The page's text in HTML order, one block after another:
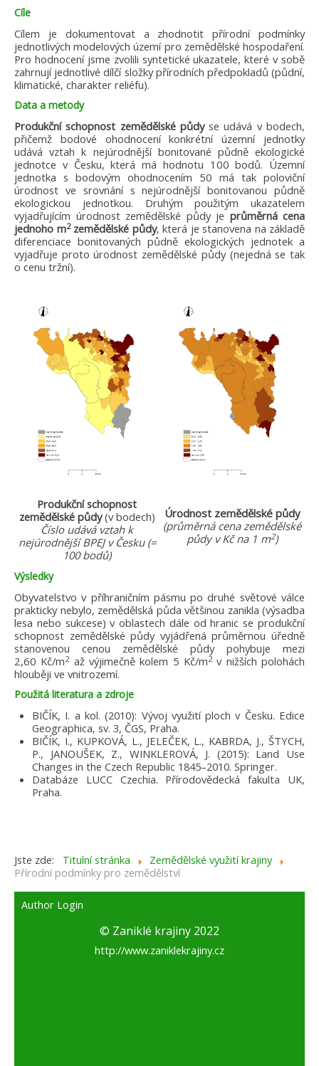
Cíle
Cílem je dokumentovat a zhodnotit přírodní podmínky
jednotlivých modelových území pro zemědělské hospodaření.
Pro hodnocení jsme zvolili syntetické ukazatele, které v sobě
zahrnují jednotlivé dílčí složky přírodních předpokladů (půdní,
klimatické, charakter reliéfu).
Data a metody
Produkční schopnost zemědělské půdyse udává v bodech,
přičemž bodové ohodnocení konkrétní územní jednotky
udává vztah k nejúrodnější bonitované půdně ekologické
jednotce v Česku, která má hodnotu 100 bodů. Územní
jednotka s bodovým ohodnocením 50 má tak poloviční
úrodnost ve srovnání s nejúrodnější bonitovanou půdně
ekologickou jednotkou. Druhým použitým ukazatelem
vyjadřujícím úrodnost zemědělské půdy je průměrná cena
jednoho m2zemědělské půdy, která je stanovena na základě
diferenciace bonitovaných půdně ekologických jednotek a
vyjadřuje proto úrodnost zemědělské půdy (nejedná se tak
o cenu tržní).
Produkční schopnost
zemědělské půdy(v bodech)
Číslo udává vztah k
nejúrodnější BPEJ v Česku (=
100 bodů)
Úrodnost zemědělské půdy
(průměrná cena zemědělské
půdy v Kč na 1 m2)
Výsledky
Obyvatelstvo v příhraničním pásmu po druhé světové válce
prakticky nebylo, zemědělská půda většinou zanikla (výsadba
lesa nebo sukcese) v oblastech dále od hranic se produkční
schopnost zemědělské půdy vyjádřená průměrnou úředně
stanovenou cenou zemědělské půdy pohybuje mezi
2,60 Kč/m2až výjimečně kolem 5 Kč/m2v nižších polohách
hlouběji ve vnitrozemí.
Použitá literatura a zdroje
BIČÍK, I. a kol. (2010): Vývoj využití ploch v Česku. Edice
Geographica, sv. 3, ČGS, Praha.
BIČÍK, I., KUPKOVÁ, L., JELEČEK, L., KABRDA, J., ŠTYCH,
P., JANOUŠEK, Z., WINKLEROVÁ, J. (2015): Land Use
Changes in the Czech Republic 1845–2010. Springer.
Databáze LUCC Czechia. Přírodovědecká fakulta UK,
Praha.
Jste zde: Titulní stránka
Zemědělské využití krajiny
Přírodní podmínky pro zemědělství
Author Login
© Zaniklé krajiny 2022
http://www.zaniklekrajiny.cz